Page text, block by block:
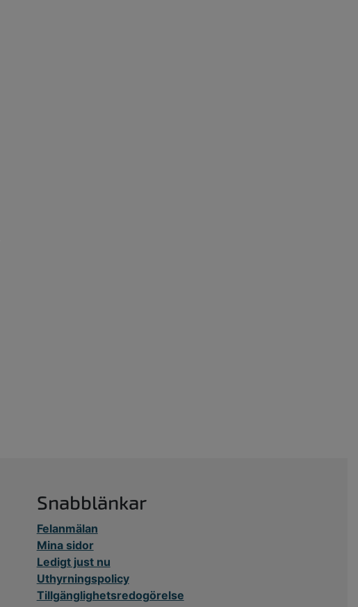
Snabblänkar
Felanmälan
Mina sidor
Ledigt just nu
Uthyrningspolicy
Tillgänglighetsredogörelse